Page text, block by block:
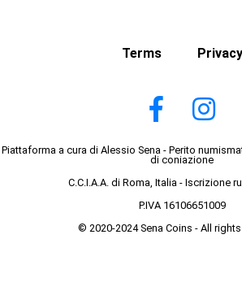
Terms Privacy
Piattaforma a cura di Alessio Sena - Perito
di coniazione
C.C.I.A.A. di Roma, Italia - Iscrizione
P.IVA 16106651009
© 2020-2024 Sena Coins - All rights